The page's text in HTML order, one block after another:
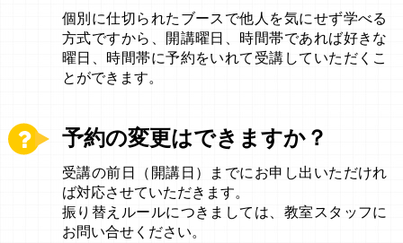
個別に仕切られたブースで他人を気にせず学べる
方式ですから、開講曜日、時間帯であれば好きな
曜日、時間帯に予約をいれて受講していただくこ
とができます。
予約の変更はできますか？
受講の前日（開講日）までにお申し出いただけれ
ば対応させていただきます。
振り替えルールにつきましては、教室スタッフに
お問い合せください。